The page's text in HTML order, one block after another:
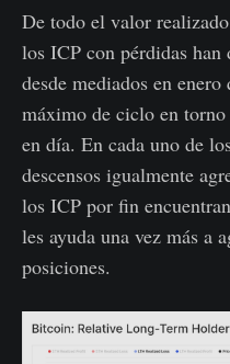
De todo el valor
los ICP con pérdidas han
desde mediados en
máximo de ciclo en
en día. En cada uno de
descensos igualmente
los ICP por fin
les ayuda una vez más a
posiciones.